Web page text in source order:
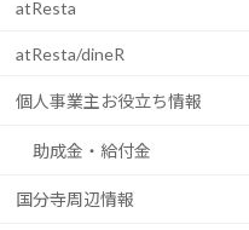
atResta
atResta/dineR
個人事業主お役立ち情報
助成金・給付金
国分寺周辺情報